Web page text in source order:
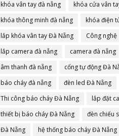
khóa vân tay đà nẵng
khóa cửa vân
khóa thông minh đà nẵng
khóa điện
lắp khóa vân tay Đà Nẵng
Công nghệ
lắp camera đà nẵng
camera đà nẵng
âm thanh đà nẵng
cổng tự động Đà
báo cháy đà nẵng
đèn led Đà Nẵng
Thi công báo cháy Đà Nẵng
lắp đặt
thiết bị báo cháy Đà Nẵng
đèn chiếu
Đà Nẵng
hệ thống báo cháy Đà Nẵng